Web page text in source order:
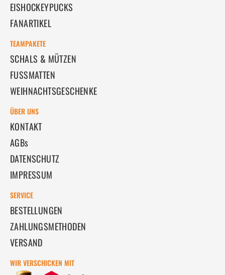
EISHOCKEYPUCKS
FANARTIKEL
TEAMPAKETE
SCHALS & MÜTZEN
FUSSMATTEN
WEIHNACHTSGESCHENKE
ÜBER UNS
KONTAKT
AGBs
DATENSCHUTZ
IMPRESSUM
SERVICE
BESTELLUNGEN
ZAHLUNGSMETHODEN
VERSAND
WIR VERSCHICKEN MIT